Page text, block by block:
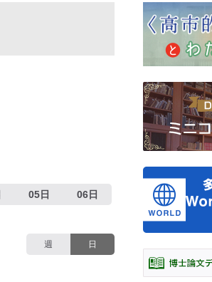
05日 06日
週 日